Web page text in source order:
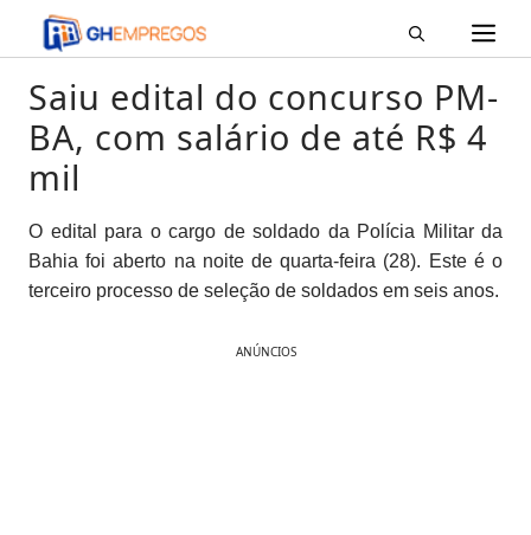
Pular
para
conteúdo
Saiu edital do concurso PM-
BA, com salário de até R$ 4
mil
O edital para o cargo de soldado da Polícia Militar da
Bahia foi aberto na noite de quarta-feira (28). Este é o
terceiro processo de seleção de soldados em seis anos.
ANÚNCIOS